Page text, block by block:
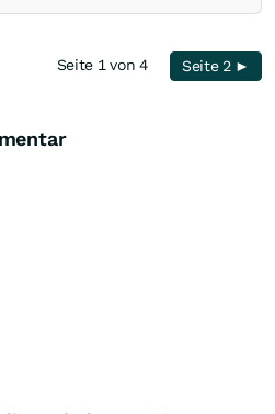
Seite 1 von 4 Seite 2 ►